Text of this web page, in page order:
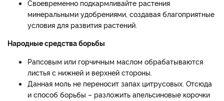
Своевременно подкармливайте растения
минеральными удобрениями, создавая благоприятные
условия для развития растений.
Народные средства борьбы
Рапсовым или горчичным маслом обрабатываются
листья с нижней и верхней стороны.
Данная моль не переносит запах цитрусовых. Отсюда
и способ борьбы – разложить апельсиновые корочки